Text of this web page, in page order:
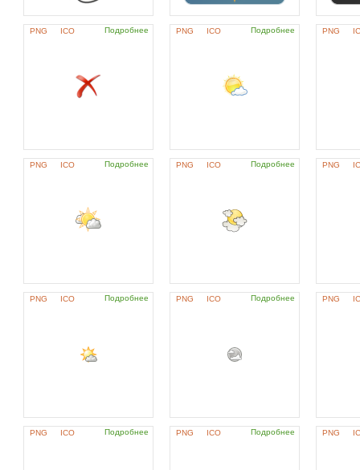
PNG ICO Подробнее PNG ICO Подробнее PNG
PNG ICO Подробнее PNG ICO Подробнее PNG
PNG ICO Подробнее PNG ICO Подробнее PNG
PNG ICO Подробнее PNG ICO Подробнее PNG